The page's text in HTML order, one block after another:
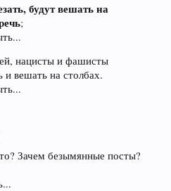
будут вешать на
;
нацисты и фашисты
и вешать на столбах.
Зачем безымянные посты?